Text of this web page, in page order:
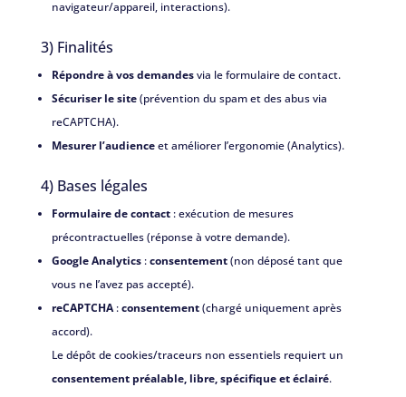
navigateur/appareil, interactions).
3) Finalités
Répondre à vos demandesvia le formulaire de contact.
Sécuriser le site(prévention du spam et des abus via
reCAPTCHA).
Mesurer l’audienceet améliorer l’ergonomie (Analytics).
4) Bases légales
Formulaire de contact: exécution de mesures
précontractuelles (réponse à votre demande).
Google Analytics:consentement(non déposé tant que
vous ne l’avez pas accepté).
reCAPTCHA:consentement(chargé uniquement après
accord).
Le dépôt de cookies/traceurs non essentiels requiert un
consentement préalable, libre, spécifique et éclairé.